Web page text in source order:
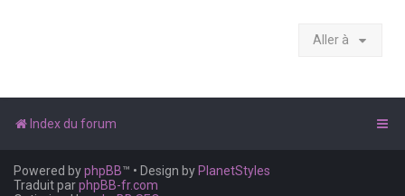
Aller à
Index du forum
Powered byphpBB™ • Design by PlanetStyles
Traduit parphpBB-fr.com